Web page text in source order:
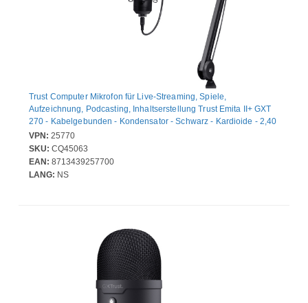
Trust Computer Mikrofon für Live-Streaming, Spiele,
Aufzeichnung, Podcasting, Inhaltserstellung Trust Emita II+ GXT
270 - Kabelgebunden - Kondensator - Schwarz - Kardioide - 2,40
m - USB Typ-A, USB-Typ C - Dämpferbrücke, Desktop,
Klemmhalterung
VPN: 25770
SKU: CQ45063
EAN: 8713439257700
LANG: NS